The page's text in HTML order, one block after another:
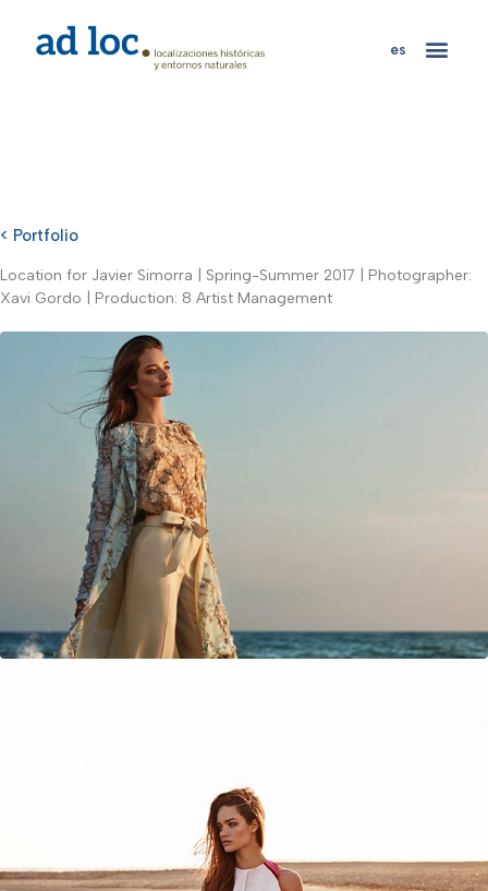
es
< Portfolio
Location for Javier Simorra | Spring-Summer 2017 | Photographer:
Xavi Gordo | Production: 8 Artist Management